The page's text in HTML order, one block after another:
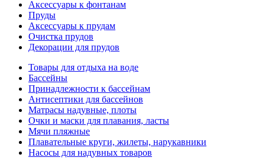
Аксессуары к фонтанам
Пруды
Аксессуары к прудам
Очистка прудов
Декорации для прудов
Товары для отдыха на воде
Бассейны
Принадлежности к бассейнам
Антисептики для бассейнов
Матраcы надувные, плоты
Очки и маски для плавания, ласты
Мячи пляжные
Плавательные круги, жилеты, нарукавники
Насосы для надувных товаров